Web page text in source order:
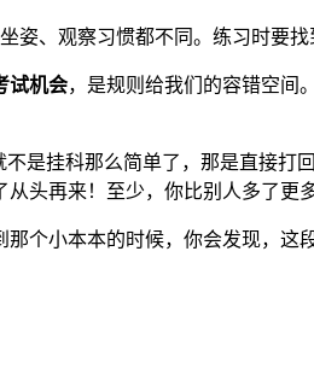
姿、观察习惯都不同。练习时要找
试机会，是规则给我们的容错空间
是挂科那么简单了，那是直接
头再来！至少，你比别人多了更
个小本本的时候，你会发现，这